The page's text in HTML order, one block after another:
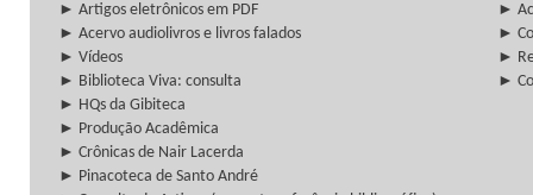
► Artigos eletrônicos em PDF
►
► Acervo audiolivros e livros falados
►
► Vídeos
►
► Biblioteca Viva: consulta
►
► HQs da Gibiteca
► Produção Acadêmica
► Crônicas de Nair Lacerda
► Pinacoteca de Santo André